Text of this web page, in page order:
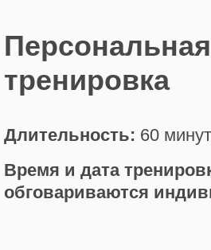
Персональная
тренировка
Длительность: 60 минут
Время и дата
обговариваются